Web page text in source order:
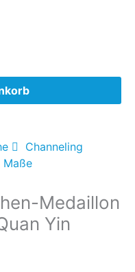
Channeling
Maße
Medaillon
Yin